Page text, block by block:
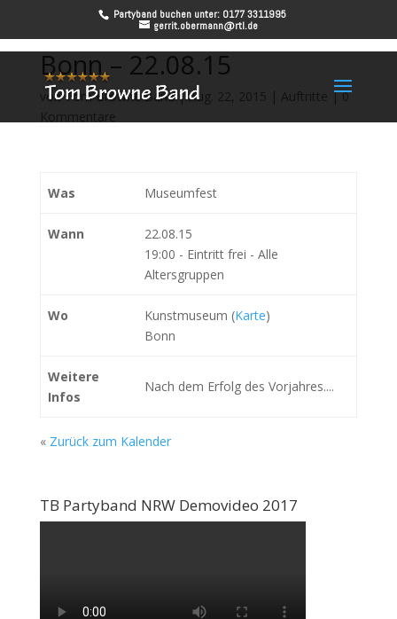
Partyband buchen unter: 0177 3311995
gerrit.obermann@rtl.de
Bonn – 22.08.15
vonTom Browne Band|Aug. 22, 2015 | Auftritte |0
Kommentare
Was Museumfest
Wann
22.08.15
19:00 - Eintritt frei - Alle
Altersgruppen
Wo Kunstmuseum (Karte)
Bonn
Weitere
Infos
Nach dem Erfolg des Vorjahres....
« Zurück zum Kalender
TB Partyband NRW Demovideo 2017